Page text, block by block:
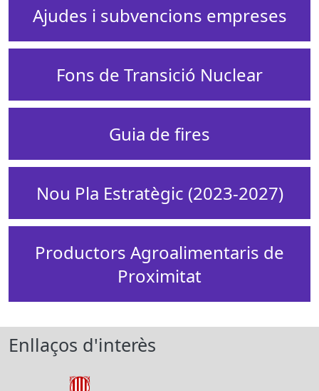
Ajudes i subvencions empreses
Fons de Transició Nuclear
Guia de fires
Nou Pla Estratègic (2023-2027)
Productors Agroalimentaris de
Proximitat
Enllaços d'interès